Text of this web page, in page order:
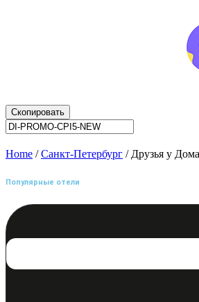
Скопировать
Home /Санкт-Петербург / Друзья у
Популярные отели